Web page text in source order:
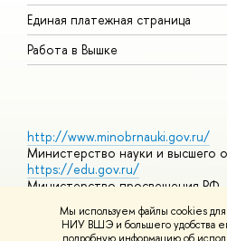
Мы используем файлы cookies для
НИУ ВШЭ и большего удобства
Единая платежная страница
Работа в Вышке
http://www.minobrnauki.gov.ru/
Министерство науки и высшего
https://edu.gov.ru/
Министерство просвещения РФ
https://elearning.hse.ru/mooc
Массовые открытые онлайн-